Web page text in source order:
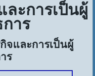
ละการเป็นผู้
าร
จและการเป็นผู้
ร